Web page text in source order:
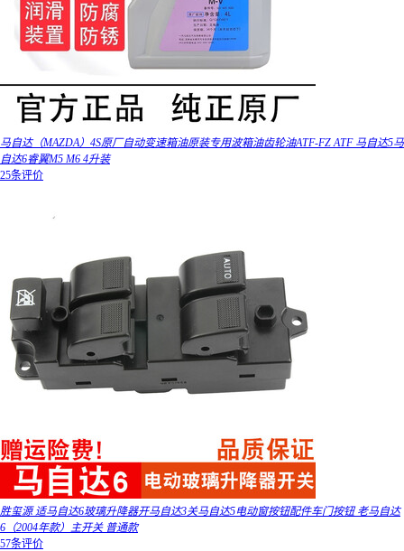
马自达（MAZDA）4S原厂自动变速箱油原装专用波箱油齿轮油ATF-FZ ATF 马自达5马
自达6睿翼M5 M6 4升装
25条评价
胜玺源 适马自达6玻璃升降器开马自达3关马自达5电动窗按钮配件车门按钮 老马自达
6（2004年款）主开关 普通款
57条评价